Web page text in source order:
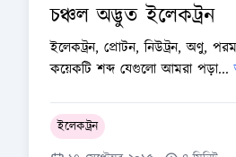
চঞ্চল অদ্ভুত ইলেকট্রন
ইলেকট্রন, প্রোটন, নিউট্রন, অণু,
কয়েকটি শব্দ যেগুলো আমরা পড়া...
ইলেকট্রন